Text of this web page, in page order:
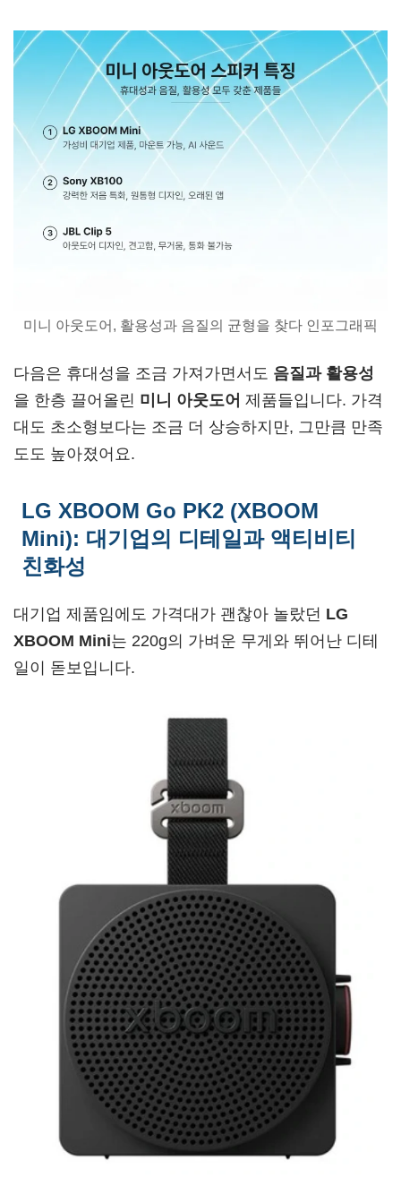
미니 아웃도어, 활용성과 음질의 균형을 찾다 인포그래픽
다음은 휴대성을 조금 가져가면서도 음질과 활용성
을 한층 끌어올린 미니 아웃도어 제품들입니다. 가격
대도 초소형보다는 조금 더 상승하지만, 그만큼 만족
도도 높아졌어요.
LG XBOOM Go PK2 (XBOOM
Mini): 대기업의 디테일과 액티비티
친화성
대기업 제품임에도 가격대가 괜찮아 놀랐던 LG
XBOOM Mini는 220g의 가벼운 무게와 뛰어난 디테
일이 돋보입니다.